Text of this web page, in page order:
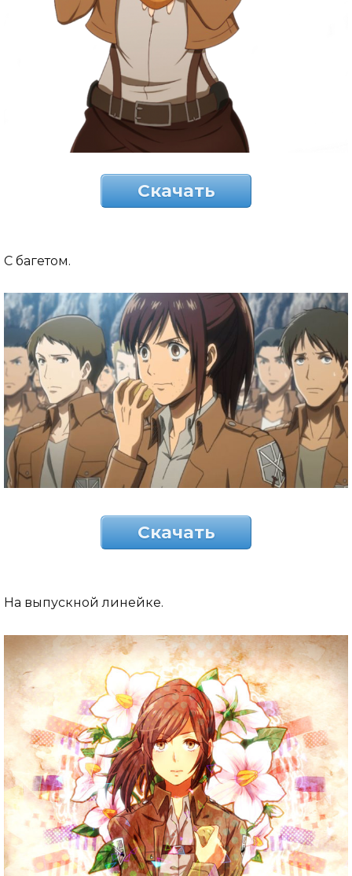
Скачать
С багетом.
Скачать
На выпускной линейке.